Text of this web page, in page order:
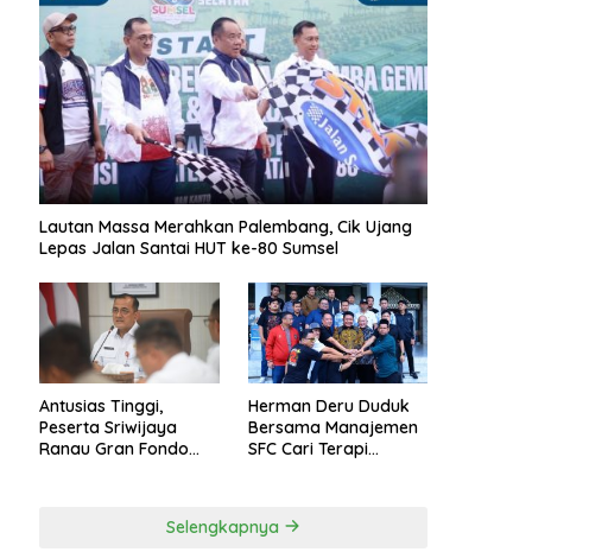
Lautan Massa Merahkan Palembang, Cik Ujang
Lepas Jalan Santai HUT ke-80 Sumsel
Antusias Tinggi,
Peserta Sriwijaya
Ranau Gran Fondo
Herman Deru Duduk
Bersama Manajemen
SFC Cari Terapi
Selengkapnya